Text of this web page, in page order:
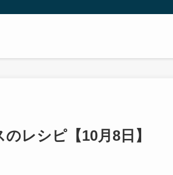
レシピ【10月8日】